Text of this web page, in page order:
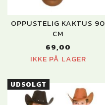
OPPUSTELIG KAKTUS 90
CM
69,00
IKKE PÅ LAGER
UDSOLGT